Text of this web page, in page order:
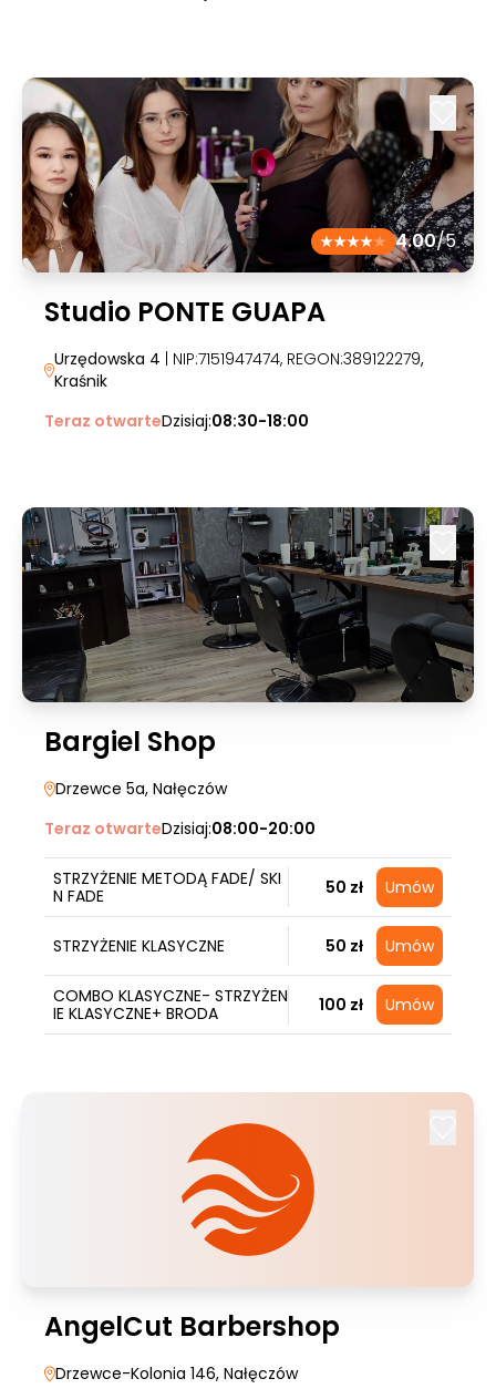
4.00/5
Studio PONTE GUAPA
Urzędowska 4 | NIP:7151947474, REGON:389122279,
Kraśnik
Teraz otwarteDzisiaj:08:30-18:00
Bargiel Shop
Drzewce 5a, Nałęczów
Teraz otwarteDzisiaj:08:00-20:00
STRZYŻENIE METODĄ FADE/ SKI
N FADE
50 zł Umów
STRZYŻENIE KLASYCZNE 50 zł Umów
COMBO KLASYCZNE- STRZYŻEN
IE KLASYCZNE+ BRODA
100 zł Umów
AngelCut Barbershop
Drzewce-Kolonia 146, Nałęczów